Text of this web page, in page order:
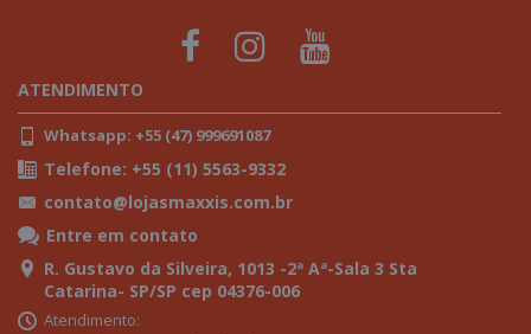
ATENDIMENTO
Whatsapp: +55 (47) 999691087
Telefone: +55 (11) 5563-9332
contato@lojasmaxxis.com.br
Entre em contato
R. Gustavo da Silveira, 1013 -2ª Aª-Sala 3 Sta
Catarina- SP/SP cep 04376-006
Atendimento: